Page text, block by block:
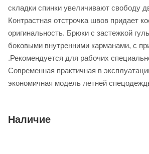
складки спинки увеличивают свободу
Контрастная отстрочка швов придает
оригинальность. Брюки с застежкой
боковыми внутренними карманами, с
.Рекомендуется для рабочих
Современная практичная в
экономичная модель летней
Наличие